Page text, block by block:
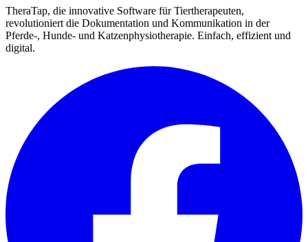
TheraTap, die innovative Software für Tiertherapeuten,
revolutioniert die Dokumentation und Kommunikation in der
Pferde-, Hunde- und Katzenphysiotherapie. Einfach, effizient und
digital.